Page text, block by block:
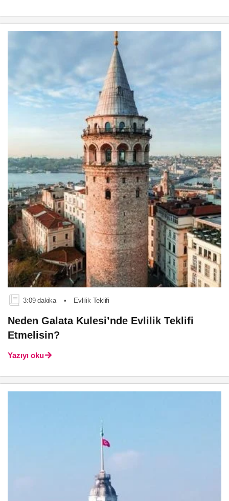
3:09 dakika • Evlilik Teklifi
Neden Galata Kulesi’nde Evlilik Teklifi
Etmelisin?
Yazıyı oku